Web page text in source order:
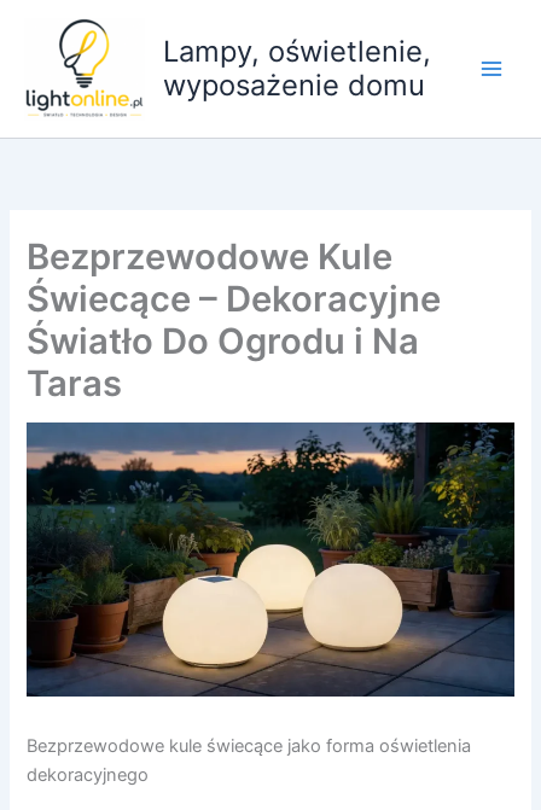
Lampy, oświetlenie,
wyposażenie domu
Bezprzewodowe Kule
Świecące – Dekoracyjne
Światło Do Ogrodu i Na
Taras
Bezprzewodowe kule świecące jako forma oświetlenia
dekoracyjnego